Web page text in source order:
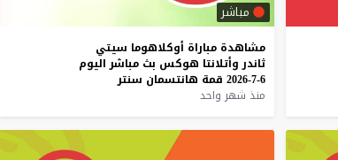
مباشر
مشاهدة مباراة أوكلاهوما سيتي
ثاندر وأتلانتا هوكس بث مباشر اليوم
6-7-2026
قمة هانتسمان سنتر
منذ شهر واحد